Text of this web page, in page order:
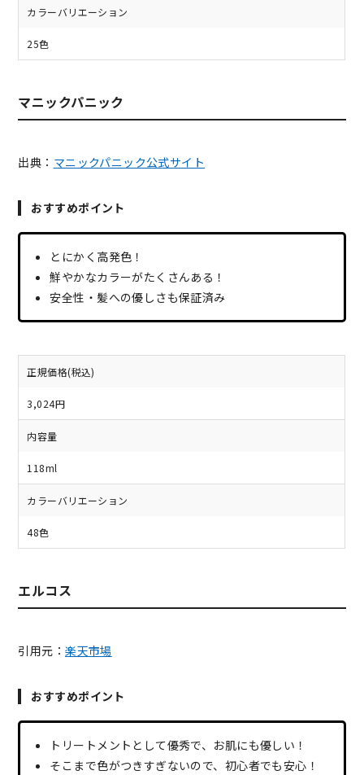
カラーバリエーション
25色
マニックパニック
出典： マニックパニック公式サイト
おすすめポイント
とにかく高発色！
鮮やかなカラーがたくさんある！
安全性・髪への優しさも保証済み
正規価格(税込)
3,024円
内容量
118ml
カラーバリエーション
48色
エルコス
引用元：楽天市場
おすすめポイント
トリートメントとして優秀で、お肌にも優しい！
そこまで色がつきすぎないので、初心者でも安心！